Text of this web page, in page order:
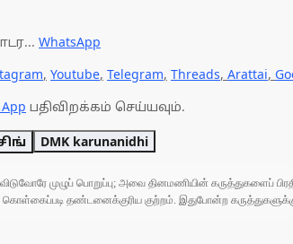
WhatsApp
, Youtube, Telegram, Threads, Arattai,
பதிவிறக்கம் செய்யவும்.
DMK karunanidhi
முழுப் பொறுப்பு; அவை தினமணியின் கருத்துகளைப்
தண்டனைக்குரிய குற்றம். இதுபோன்ற கருத்துகளுக்கு